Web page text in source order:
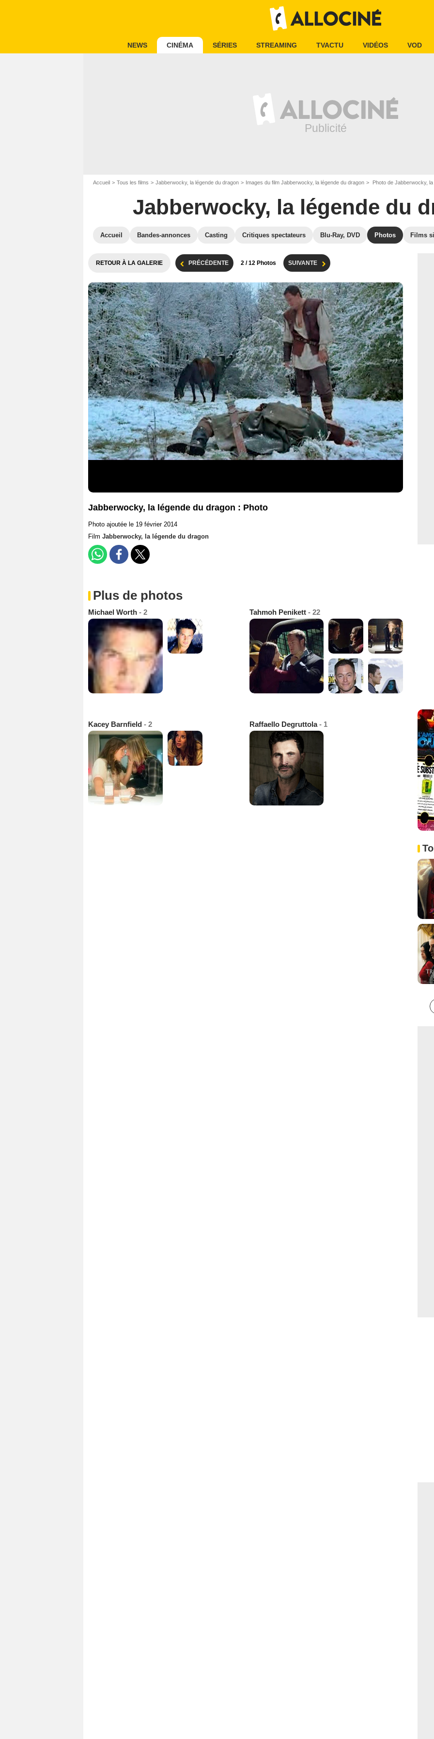
NEWS CINÉMA SÉRIES STREAMING TVACTU VIDÉOS VOD
Accueil Tous les films Jabberwocky, la légende du dragon Images du film Jabberwocky, la légende du dragon Photo de Jabberwocky,
Jabberwocky, la légende du
Accueil Bandes-annonces Casting Critiques spectateurs Blu-Ray, DVD Photos Films
RETOUR À LA GALERIE PRÉCÉDENTE 2 / 12 Photos SUIVANTE
Jabberwocky, la légende du dragon : Photo
Photo ajoutée le 19 février 2014
Film Jabberwocky, la légende du dragon
Plus de photos
Michael Worth - 2 Tahmoh Penikett - 22
Kacey Barnfield - 2 Raffaello Degruttola- 1